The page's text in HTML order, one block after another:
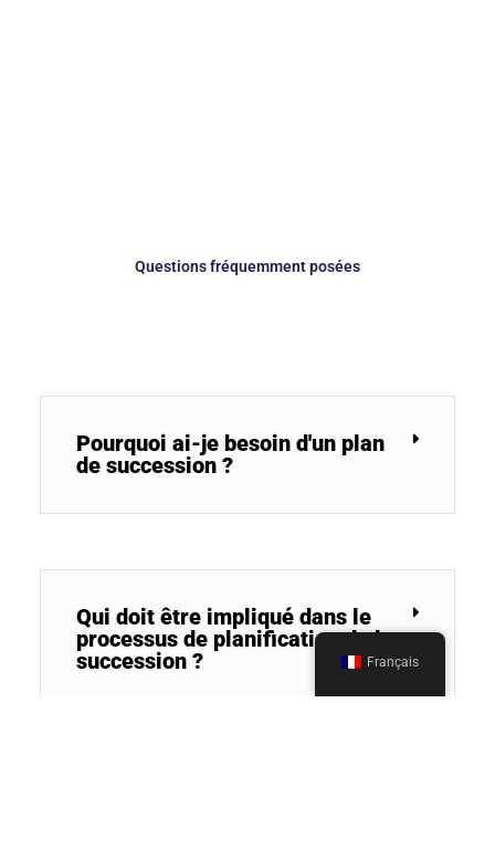
Questions fréquemment posées
Pourquoi ai-je besoin d'un plan
de succession ?
Qui doit être impliqué dans le
processus de planification de la
succession ?
Français